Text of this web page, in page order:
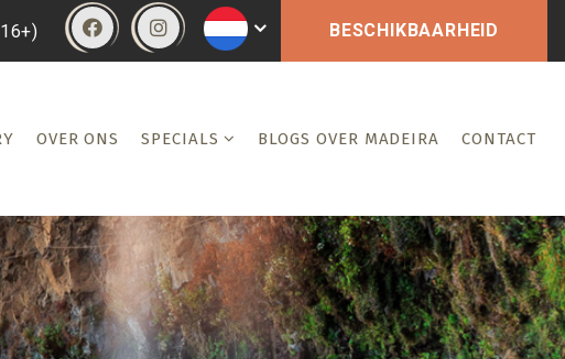
BESCHIKBAARHEID
OVER ONS SPECIALS BLOGS OVER MADEIRA CONTACT